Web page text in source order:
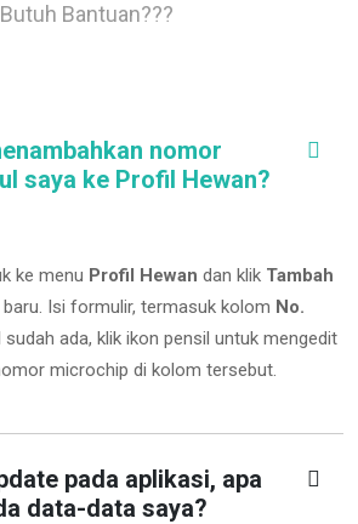
Butuh Bantuan???
nomor
saya ke Profil Hewan?
ke menu Profil Hewan dan klik Tambah
Isi formulir, termasuk kolom No.
ada, klik ikon pensil untuk mengedit
microchip di kolom tersebut.
pada aplikasi, apa
data-data saya?